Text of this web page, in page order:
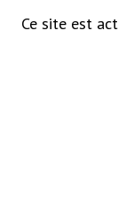
Ce site est